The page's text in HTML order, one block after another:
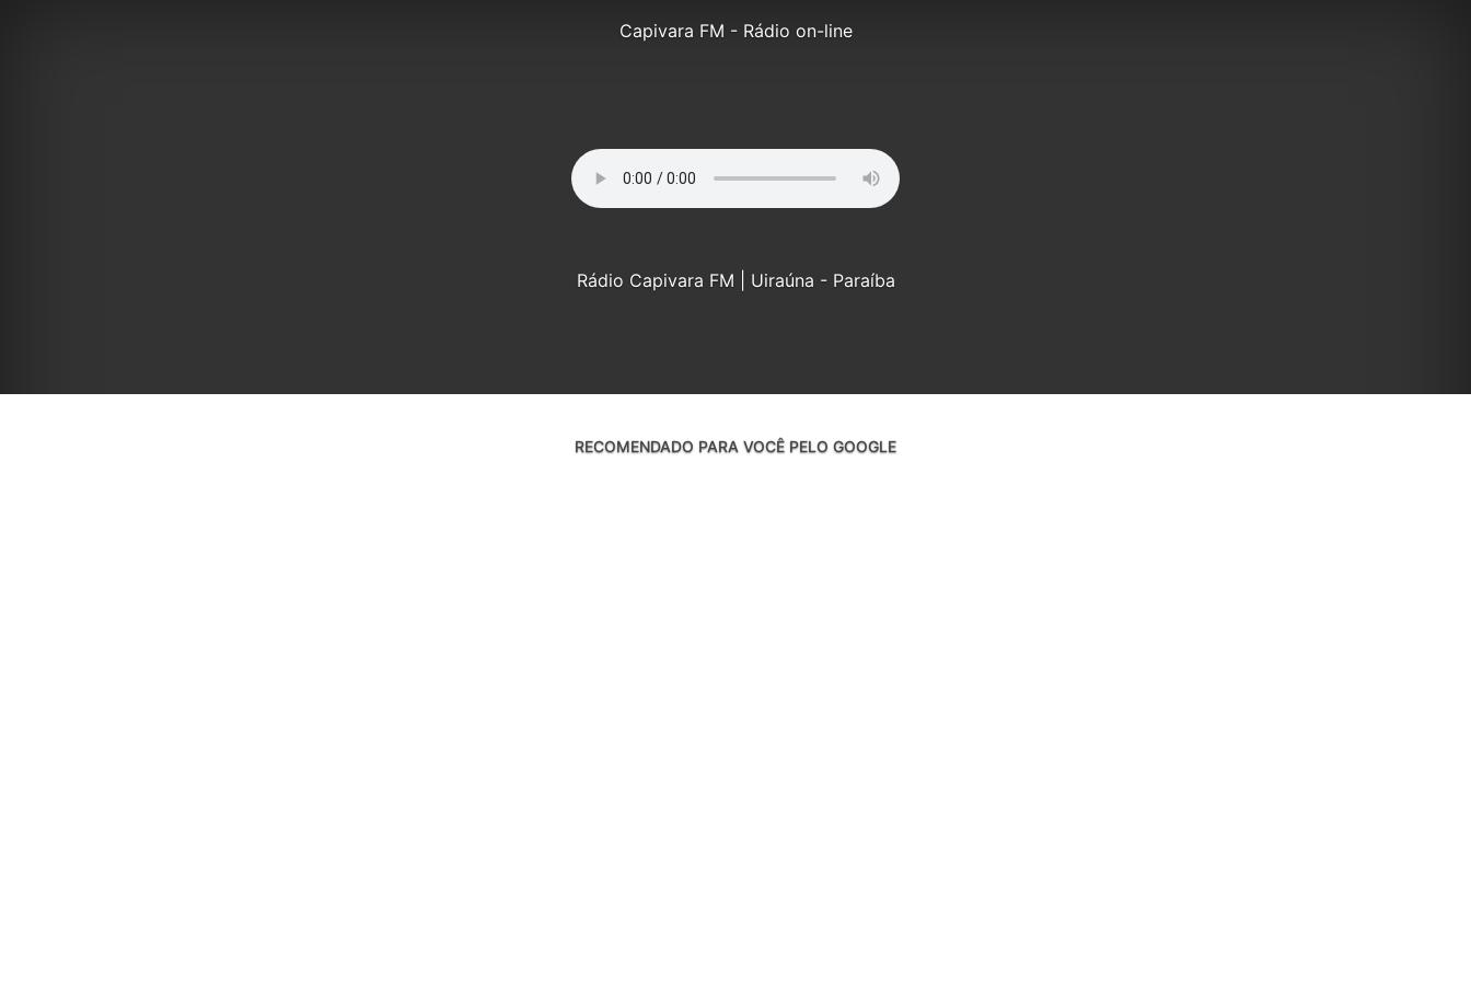
Capivara FM - Rádio on-line
Rádio Capivara FM | Uiraúna - Paraíba
RECOMENDADO PARA VOCÊ PELO GOOGLE